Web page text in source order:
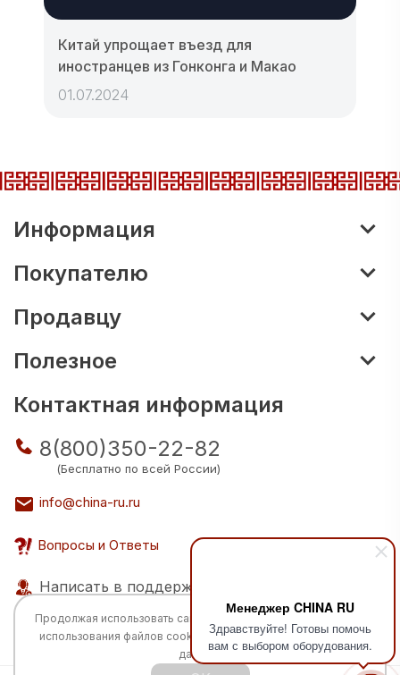
Менеджер CHINA RU
Здравствуйте! Готовы помочь
вам с выбором оборудования.
Китай упрощает въезд для
иностранцев из Гонконга и Макао
01.07.2024
Информация
Покупателю
Продавцу
Полезное
Контактная информация
8(800)350-22-82
(Бесплатно по всей России)
info@china-ru.ru
Вопросы и Ответы
Написать в поддержку
Продолжая использовать сайт, вы соглашаетесь с
использования файлов cookie и обработкой персональных
данных.